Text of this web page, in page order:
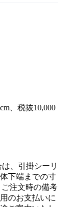
、税抜10,000
、引掛シーリ
下端までの寸
注文時の備考
のお支払いに